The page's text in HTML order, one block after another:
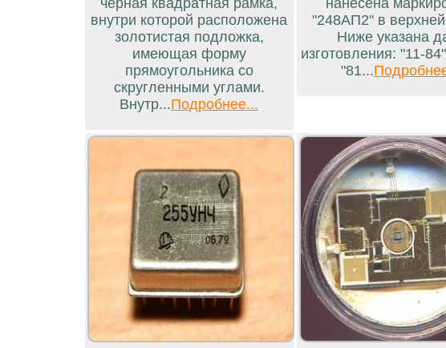
черная квадратная рамка,
внутри которой расположена
золотистая подложка,
имеющая форму
прямоугольника со
скругленными углами.
Внутр...Подробнее...
нанесена
"248АП2" в верхней
Ниже указана
изготовления: "11-
"81...